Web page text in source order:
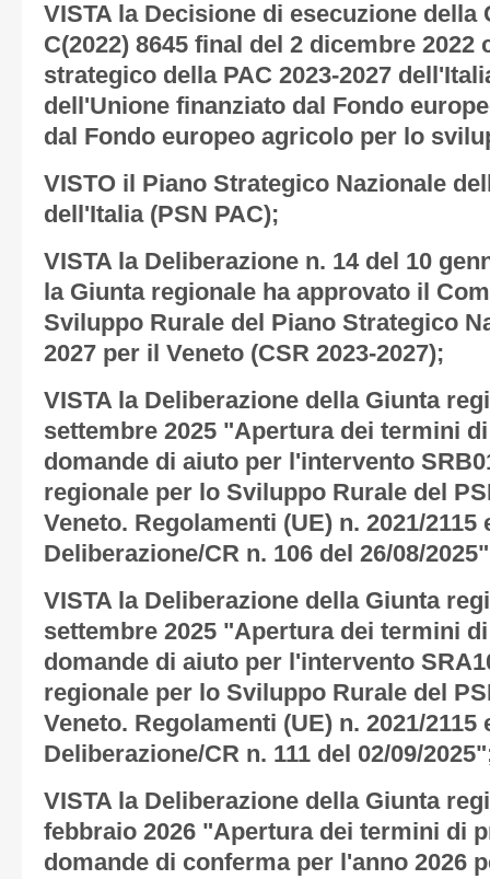
VISTA la Decisione di esecuzione
C(2022) 8645 final del 2 dicembre 2022
strategico della PAC 2023-2027
dell'Unione finanziato dal Fondo
dal Fondo europeo agricolo per lo
VISTO il Piano Strategico Nazionale
dell'Italia (PSN PAC);
VISTA la Deliberazione n. 14 del 10
la Giunta regionale ha approvato il
Sviluppo Rurale del Piano Strategico
2027 per il Veneto (CSR 2023-2027);
VISTA la Deliberazione della Giunta
settembre 2025 "Apertura dei termini
domande di aiuto per l'intervento
regionale per lo Sviluppo Rurale del
Veneto. Regolamenti (UE) n. 2021/2115
Deliberazione/CR n. 106 del 26/08/
VISTA la Deliberazione della Giunta
settembre 2025 "Apertura dei termini
domande di aiuto per l'intervento
regionale per lo Sviluppo Rurale del
Veneto. Regolamenti (UE) n. 2021/2115
Deliberazione/CR n. 111 del 02/09/
VISTA la Deliberazione della Giunta
febbraio 2026 "Apertura dei termini di
domande di conferma per l'anno 2026